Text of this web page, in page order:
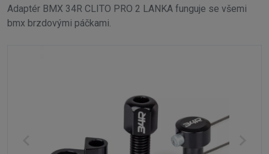
Adaptér BMX 34R CLITO PRO 2 LANKA funguje se všemi
bmx brzdovými páčkami.